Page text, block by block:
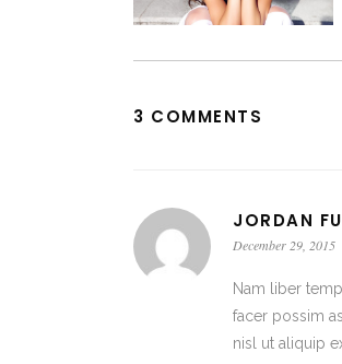
3 COMMENTS
JORDAN
December 29, 2015
Nam liber
facer possim
nisl ut aliquip